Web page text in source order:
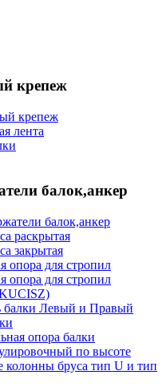
крепеж
крепеж
лента
балок,анкер
балок,анкер
раскрытая
закрытая
опора для стропил
опора для стропил
балки Левый и Правый
опора балки
по высоте
колонны бруса тип U и тип